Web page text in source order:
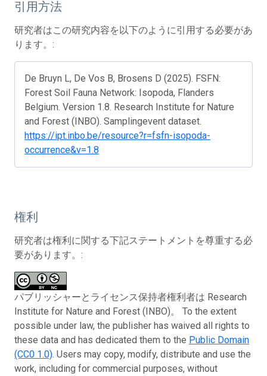
引用方法
研究者はこの研究内容を以下のように引用する必要があ
ります。:
De Bruyn L, De Vos B, Brosens D (2025). FSFN:
Forest Soil Fauna Network: Isopoda, Flanders
Belgium. Version 1.8. Research Institute for Nature
and Forest (INBO). Samplingevent dataset.
https://ipt.inbo.be/resource?r=fsfn-isopoda-
occurrence&v=1.8
権利
研究者は権利に関する下記ステートメントを尊重する必
要があります。:
パブリッシャーとライセンス保持者権利者は Research
Institute for Nature and Forest (INBO)。 To the extent
possible under law, the publisher has waived all rights to
these data and has dedicated them to the Public Domain
(CC0 1.0). Users may copy, modify, distribute and use the
work, including for commercial purposes, without